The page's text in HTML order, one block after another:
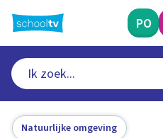
naar
hoofdinhoud
PO
Natuurlijke omgeving